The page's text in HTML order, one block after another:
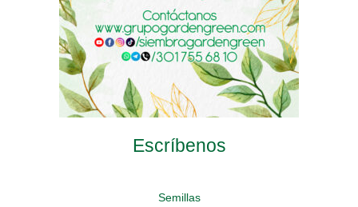
product
page
page
Escríbenos
Semillas